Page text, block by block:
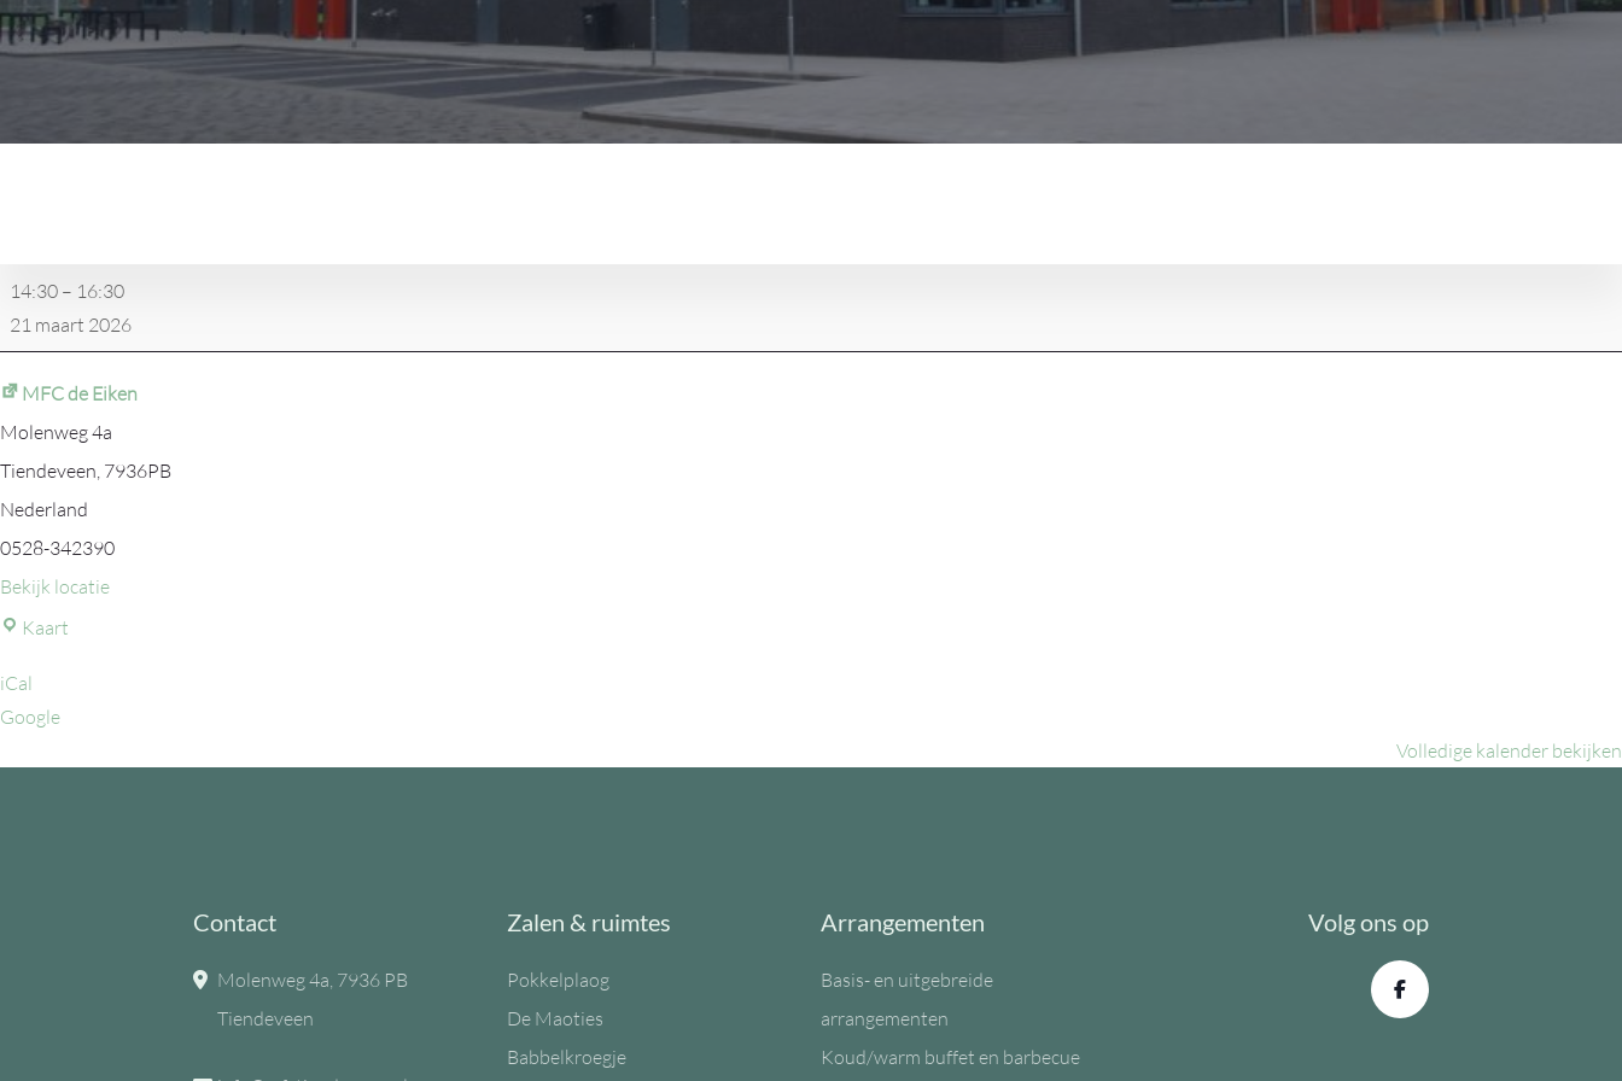
DKB
1
14:30 – 16:30
21 maart 2026
MFC de Eiken
Molenweg 4a
Tiendeveen, 7936PB
Nederland
0528-342390
Bekijk locatie
Kaart
iCal
Google
Volledige kalender bekijken
Contact
Molenweg 4a, 7936 PB
Tiendeveen
Zalen & ruimtes
Pokkelplaog
De Maoties
Babbelkroegje
Arrangementen
Basis- en uitgebreide
arrangementen
Koud/warm buffet en barbecue
Volg ons op